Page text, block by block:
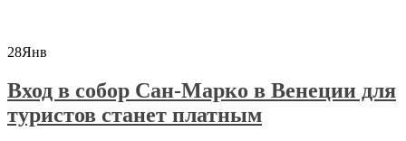
28Янв
Вход в собор Сан-Марко в Венеции для
туристов станет платным